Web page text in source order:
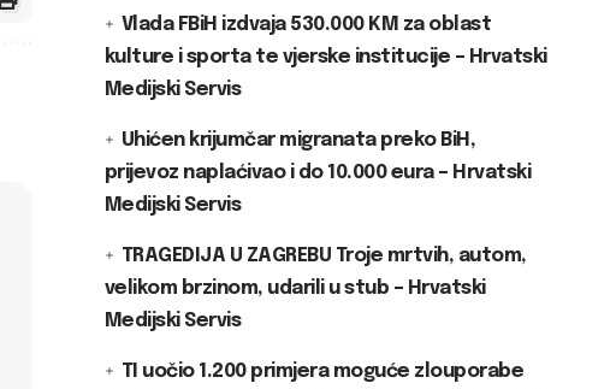
Vlada FBiH izdvaja 530.000 KM za oblast
kulture i sporta te vjerske institucije – Hrvatski
Medijski Servis
Uhićen krijumčar migranata preko BiH,
prijevoz naplaćivao i do 10.000 eura – Hrvatski
Medijski Servis
TRAGEDIJA U ZAGREBU Troje mrtvih, autom,
velikom brzinom, udarili u stub – Hrvatski
Medijski Servis
TI uočio 1.200 primjera moguće zlouporabe